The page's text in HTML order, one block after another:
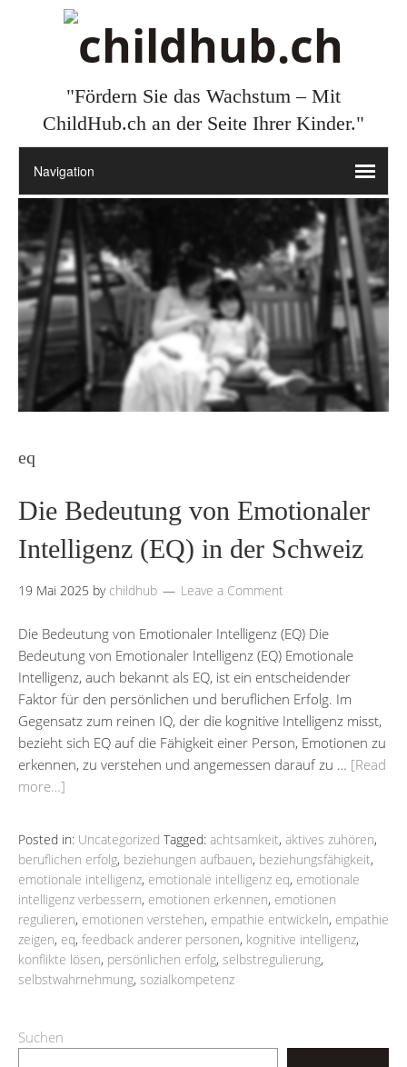
"Fördern Sie das Wachstum – Mit
ChildHub.ch an der Seite Ihrer Kinder."
eq
Die Bedeutung von Emotionaler
Intelligenz (EQ) in der Schweiz
19 Mai 2025 by childhub Leave a Comment
Die Bedeutung von Emotionaler Intelligenz (EQ) Die
Bedeutung von Emotionaler Intelligenz (EQ) Emotionale
Intelligenz, auch bekannt als EQ, ist ein entscheidender
Faktor für den persönlichen und beruflichen Erfolg. Im
Gegensatz zum reinen IQ, der die kognitive Intelligenz misst,
bezieht sich EQ auf die Fähigkeit einer Person, Emotionen zu
erkennen, zu verstehen und angemessen darauf zu … [Read
more…]
Posted in: Uncategorized Tagged: achtsamkeit, aktives zuhören,
beruflichen erfolg, beziehungen aufbauen, beziehungsfähigkeit,
emotionale intelligenz, emotionale intelligenz eq, emotionale
intelligenz verbessern, emotionen erkennen, emotionen
regulieren, emotionen verstehen, empathie entwickeln, empathie
zeigen, eq, feedback anderer personen, kognitive intelligenz,
konflikte lösen, persönlichen erfolg, selbstregulierung,
selbstwahrnehmung, sozialkompetenz
Suchen